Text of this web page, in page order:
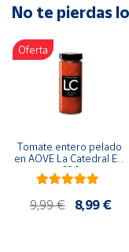
Artesanía
Oficina y
Papelería
Para Canarias,
Ceuta y Melilla
populares
Bono
Cultural
No te pierdas
Oferta
Tomate entero pelado
en AOVE La Catedral ER-
630
9,99 € 8,99 €